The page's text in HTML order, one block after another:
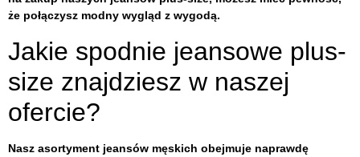
że połączysz modny wygląd z wygodą.
Jakie spodnie jeansowe plus-
size znajdziesz w naszej
ofercie?
Nasz asortyment jeansów męskich obejmuje naprawdę